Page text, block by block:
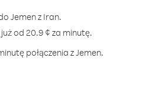
Jemen z Iran.
od 20.9 ¢ za minutę.
połączenia z Jemen.